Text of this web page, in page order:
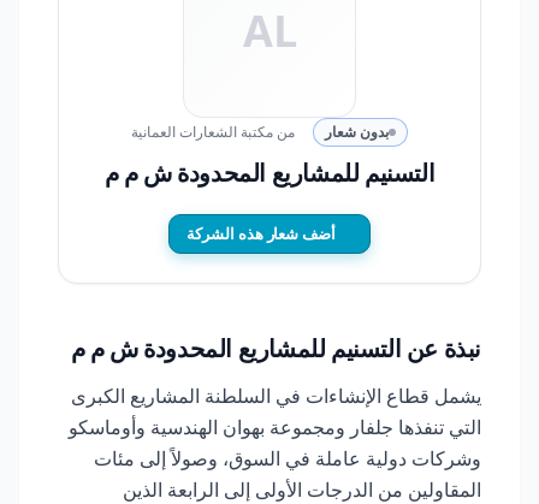
AL
بدون شعار من مكتبة الشعارات العمانية
التسنيم للمشاريع المحدودة ش م م
أضف شعار هذه الشركة
نبذة عن التسنيم للمشاريع المحدودة ش م م
يشمل قطاع الإنشاءات في السلطنة المشاريع الكبرى
التي تنفذها جلفار ومجموعة بهوان الهندسية وأوماسكو
وشركات دولية عاملة في السوق، وصولاً إلى مئات
المقاولين من الدرجات الأولى إلى الرابعة الذين